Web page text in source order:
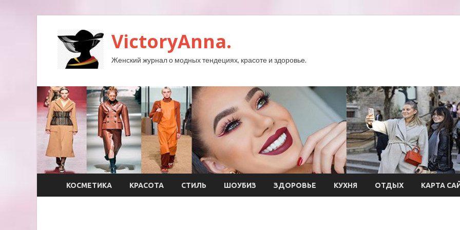
VictoryAnna.
Женский журнал о модных тендециях, красоте и здоровье.
КОСМЕТИКА КРАСОТА СТИЛЬ ШОУБИЗ ЗДОРОВЬЕ КУХНЯ ОТДЫХ КАРТА